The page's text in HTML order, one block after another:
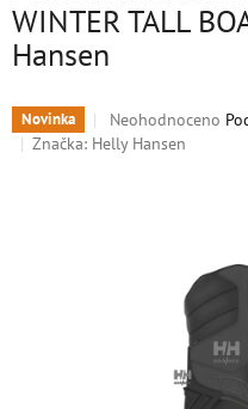
WINTER TALL
Hansen
Novinka
Průměrné
hodnocení
Neohodnoceno
Značka: Helly Hansen